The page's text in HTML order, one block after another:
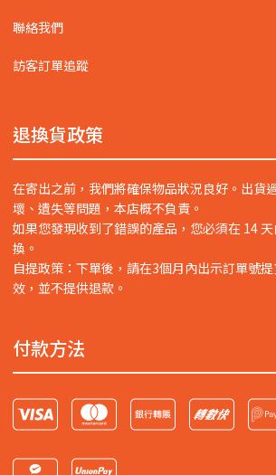
聯絡我們
訪客訂單追蹤
退換貨政策
在寄出之前，我們將確保物品狀況良好。出貨
壞、遺失等問題，本店概不負責。
如果您發現收到了錯誤的產品，您必須在 14
換。
自提政策：下單後，請在3個月內出示訂單號
效，並不提供退款。
付款方法